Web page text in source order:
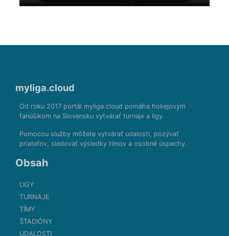
myliga.cloud
Od roku 2017 portál myliga.cloud pomáha hokejovým
fanúšikom na Slovensku vytvárať turnaje a ligy.
Pomocou služby môžete vytvárať udalosti, pozývať
priateľov, sledovať výsledky tímov a osobné úspechy.
Obsah
LIGY
TURNAJE
TÍMY
ŠTADIÓNY
UDALOSTI